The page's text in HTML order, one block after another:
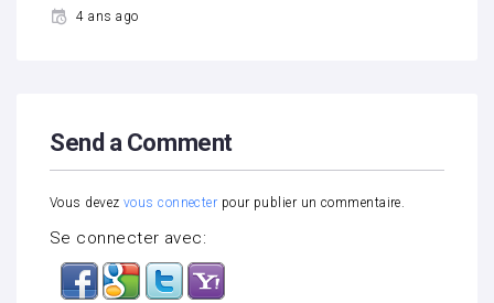
4 ans ago
Send a Comment
Vous devez vous connecter pour publier un commentaire.
Se connecter avec: